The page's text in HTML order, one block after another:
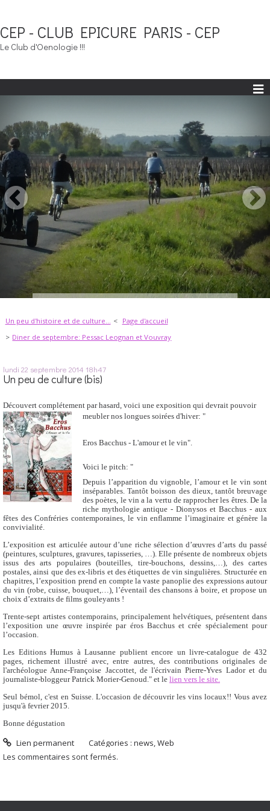
CEP - CLUB EPICURE PARIS - CEP
Le Club d'Oenologie !!!
Un peu d'histoire et de culture...
Page d'accueil
Diner de septembre: Pessac Leognan et Vouvray
lundi 22 septembre 2014 18h47
Un peu de culture (bis)
Découvert complétement par hasard, voici une exposition qui devrait pouvoir
meubler nos longues soirées d'hiver: "
Eros Bacchus - L'amour et le vin".
Voici le pitch: "
Depuis l’apparition du vignoble, l’amour et le vin sont
inséparables. Tantôt boisson des dieux, tantôt breuvage
des poètes, le vin a la vertu de rapprocher les êtres. De la
riche mythologie antique - Dionysos et Bacchus - aux
fêtes des Confréries contemporaines, le vin enflamme l’imaginaire et génère la
convivialité.
L’exposition est articulée autour d’une riche sélection d’œuvres d’arts du passé
(peintures, sculptures, gravures, tapisseries, …). Elle présente de nombreux objets
issus des arts populaires (bouteilles, tire-bouchons, dessins,…), des cartes
postales, ainsi que des ex-libris et des étiquettes de vin singulières. Structurée en
chapitres, l’exposition prend en compte la vaste panoplie des expressions autour
du vin (robe, cuisse, bouquet,…), l’éventail des chansons à boire, et propose un
choix d’extraits de films gouleyants !
Trente-sept artistes contemporains, principalement helvétiques, présentent dans
l’exposition une œuvre inspirée par éros Bacchus et crée spécialement pour
l’occasion.
Les Editions Humus à Lausanne publient encore un livre-catalogue de 432
pages, richement illustré avec, entre autres, des contributions originales de
l'archéologue Anne-Françoise Jaccottet, de l'écrivain Pierre-Yves Lador et du
journaliste-bloggeur Patrick Morier-Genoud." et le lien vers le site.
Seul bémol, c'est en Suisse. L'occasion de découvrir les vins locaux!! Vous avez
jusqu'à fevrier 2015.
Bonne dégustation
Lien permanent Catégories :news,Web
Les commentaires sont fermés.